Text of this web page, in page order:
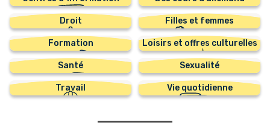
Droit Filles et femmes
Formation Loisirs et offres culturelles
Santé Sexualité
Travail Vie quotidienne